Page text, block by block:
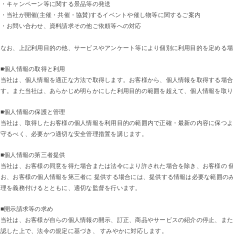
・キャンペーン等に関する景品等の発送
・当社が開催(主催・共催・協賛)するイベントや催し物等に関するご案内
・お問い合わせ、資料請求その他ご依頼等への対応
なお、上記利用目的の他、サービスやアンケート等により個別に利用目的を定める場
■個人情報の取得と利用
当社は、個人情報を適正な方法で取得します。お客様から、個人情報を取得する場
す。また当社は、あらかじめ明らかにした利用目的の範囲を超えて、個人情報を取
■個人情報の保護と管理
当社は、取得したお客様の個人情報を利用目的の範囲内で正確・最新の内容に保つ
守るべく、必要かつ適切な安全管理措置を講じます。
■個人情報の第三者提供
当社は、お客様の同意を得た場合または法令により許された場合を除き、お客様の
お、お客様の個人情報を第三者に 提供する場合には、提供する情報は必要な範囲
理を義務付けるとともに、適切な監督を行います。
■開示請求等の求め
当社は、お客様が自らの個人情報の開示、訂正、商品やサービスの紹介の停止、ま
認した上で、法令の規定に基づき、 すみやかに対応します。